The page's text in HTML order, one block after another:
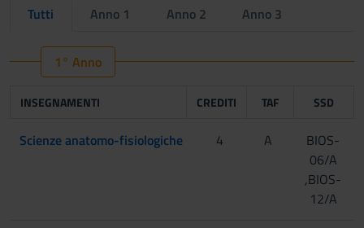
Tutti Anno 1 Anno 2 Anno 3
1° Anno
INSEGNAMENTI CREDITI TAF SSD
Scienze anatomo-fisiologiche 4 A
BIOS-
06/A
,BIOS-
12/A